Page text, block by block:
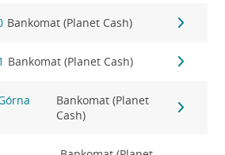
Bankomat (Planet Cash)
Bankomat (Planet Cash)
Bankomat (Planet
Cash)